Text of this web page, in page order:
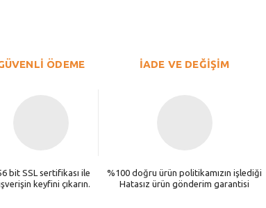
ÖDEME
bit SSL sertifikası ile
keyfini çıkarın.
İADE VE DEĞİŞİM
%100 doğru ürün politikamızın işlediği
Hatasız ürün gönderim garantisi